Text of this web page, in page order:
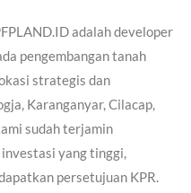
adalah developer
pengembangan tanah
strategis dan
Karanganyar, Cilacap,
sudah terjamin
yang tinggi,
persetujuan KPR.